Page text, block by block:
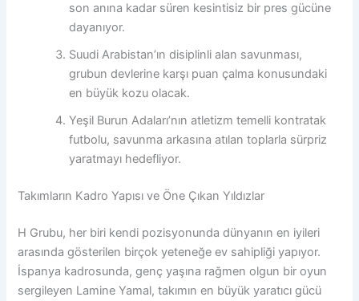
son anına kadar süren kesintisiz bir pres gücüne
dayanıyor.
Suudi Arabistan’ın disiplinli alan savunması,
grubun devlerine karşı puan çalma konusundaki
en büyük kozu olacak.
Yeşil Burun Adaları’nın atletizm temelli kontratak
futbolu, savunma arkasına atılan toplarla sürpriz
yaratmayı hedefliyor.
Takımların Kadro Yapısı ve Öne Çıkan Yıldızlar
H Grubu, her biri kendi pozisyonunda dünyanın en iyileri
arasında gösterilen birçok yeteneğe ev sahipliği yapıyor.
İspanya kadrosunda, genç yaşına rağmen olgun bir oyun
sergileyen Lamine Yamal, takımın en büyük yaratıcı gücü